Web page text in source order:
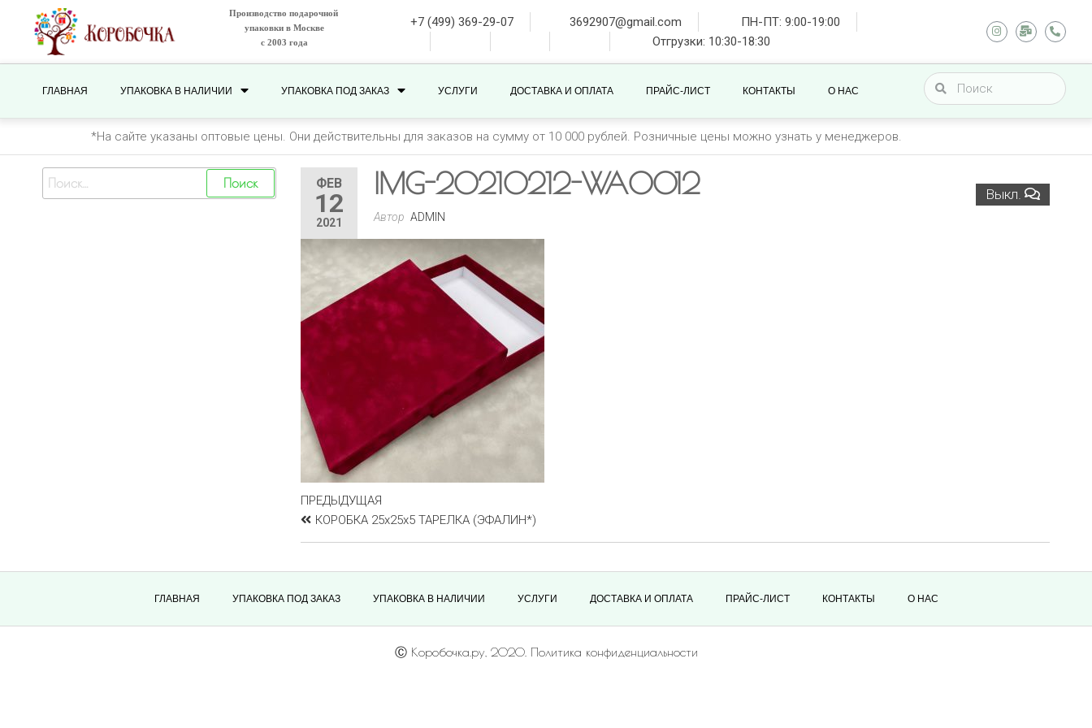
Производство подарочной
упаковки в Москве
с 2003 года
+7 (499) 369-29-07 3692907@gmail.com
ПН-ПТ: 9:00-19:00
Отгрузки: 10:30-18:30
ГЛАВНАЯ УПАКОВКА В НАЛИЧИИ УПАКОВКА ПОД ЗАКАЗ УСЛУГИ ДОСТАВКА И ОПЛАТА ПРАЙС-ЛИСТ КОНТАКТЫ О НАС
*На сайте указаны оптовые цены. Они действительны для заказов на сумму от 10 000 рублей. Розничные цены можно узнать у менеджеров.
ФЕВ
12
2021
Выкл.
IMG-20210212-WA0012
Автор ADMIN
ПРЕДЫДУЩАЯ
КОРОБКА 25х25х5 ТАРЕЛКА (ЭФАЛИН*)
ГЛАВНАЯ УПАКОВКА ПОД ЗАКАЗ УПАКОВКА В НАЛИЧИИ УСЛУГИ ДОСТАВКА И ОПЛАТА ПРАЙС-ЛИСТ КОНТАКТЫ О НАС
Ⓒ Коробочка.ру, 2020. Политика конфиденциальности